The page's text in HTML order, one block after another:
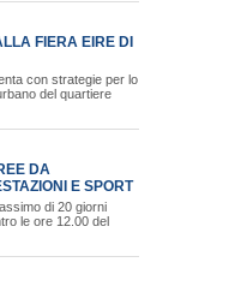
FIERA EIRE DI
con strategie per lo
del quartiere
DA
E SPORT
di 20 giorni
le ore 12.00 del